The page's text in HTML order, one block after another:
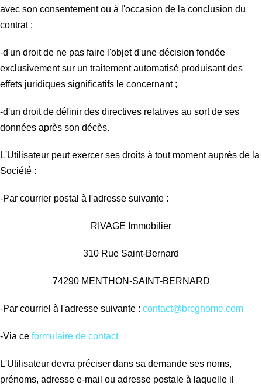
avec son consentement ou à l'occasion de la conclusion du
contrat ;
-d'un droit de ne pas faire l'objet d'une décision fondée
exclusivement sur un traitement automatisé produisant des
effets juridiques significatifs le concernant ;
-d'un droit de définir des directives relatives au sort de ses
données après son décès.
L'Utilisateur peut exercer ses droits à tout moment auprès de la
Société :
-Par courrier postal à l'adresse suivante :
RIVAGE Immobilier
310 Rue Saint-Bernard
74290 MENTHON-SAINT-BERNARD
-Par courriel à l'adresse suivante : contact@brcghome.com
-Via ce formulaire de contact
L'Utilisateur devra préciser dans sa demande ses noms,
prénoms, adresse e-mail ou adresse postale à laquelle il